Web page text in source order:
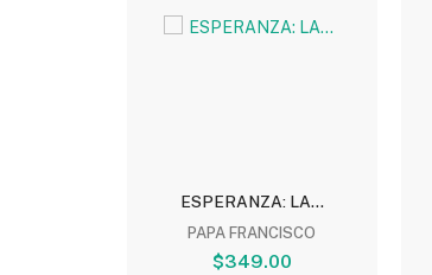
ESPERANZA: LA...
PAPA FRANCISCO
$349.00